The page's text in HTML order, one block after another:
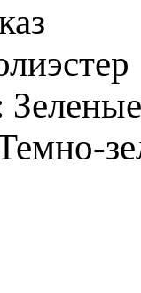
Зеленые